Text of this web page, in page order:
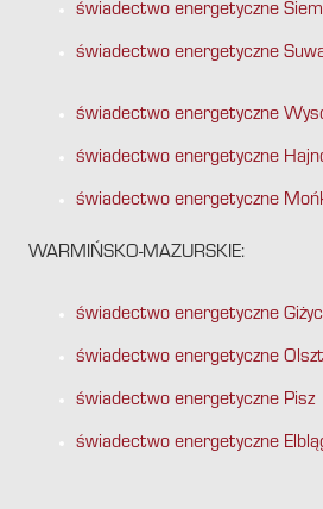
świadectwo energetyczne
świadectwo energetyczne
świadectwo energetyczne
świadectwo energetyczne
świadectwo energetyczne
WARMIŃSKO-MAZURSKIE:
świadectwo energetyczne
świadectwo energetyczne
świadectwo energetyczne Pisz
świadectwo energetyczne